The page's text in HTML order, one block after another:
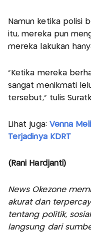
Namun ketika polisi
itu, mereka pun
mereka lakukan
"Ketika mereka
sangat menikmati
tersebut," tulis
Lihat juga: Venna
Terjadinya KDRT
(Rani Hardjanti)
News Okezone
akurat dan
tentang politik,
langsung dari